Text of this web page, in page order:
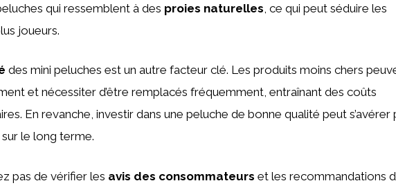
qui ressemblent à des proies naturelles , ce qui peut séduire les
joueurs.
des mini peluches est un autre facteur clé. Les produits moins chers
et nécessiter d’être remplacés fréquemment, entraînant des coûts
En revanche, investir dans une peluche de bonne qualité peut s’avérer
le long terme.
pas de vérifier les avis des consommateurs et les recommandations